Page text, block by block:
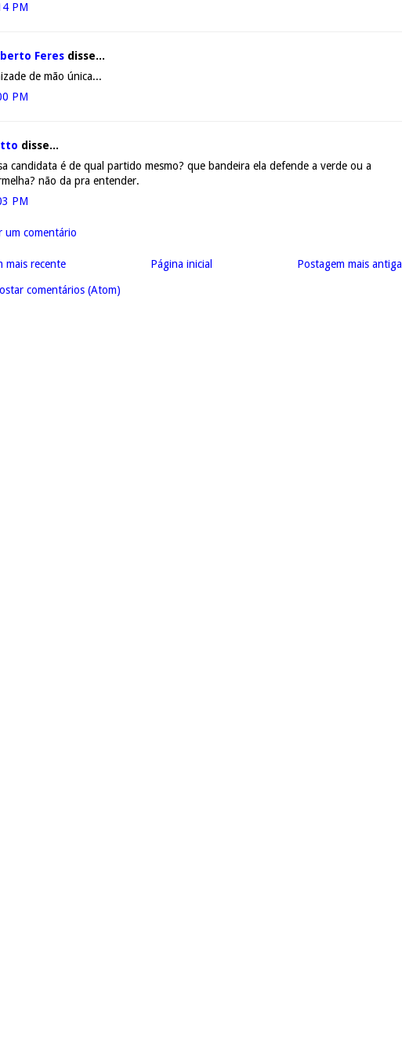
PM
Feres disse...
de mão única...
PM
disse...
candidata é de qual partido mesmo? que bandeira ela defende a verde ou a
não da pra entender.
PM
um comentário
mais recente Postagem mais antiga
Página inicial
comentários (Atom)